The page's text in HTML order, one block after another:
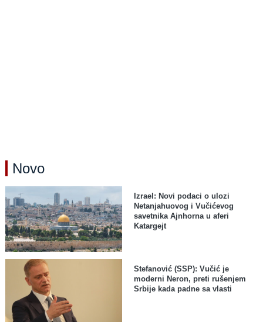
Novo
Izrael: Novi podaci o ulozi
Netanjahuovog i Vučićevog
savetnika Ajnhorna u aferi
Katargejt
Stefanović (SSP): Vučić je
moderni Neron, preti rušenjem
Srbije kada padne sa vlasti